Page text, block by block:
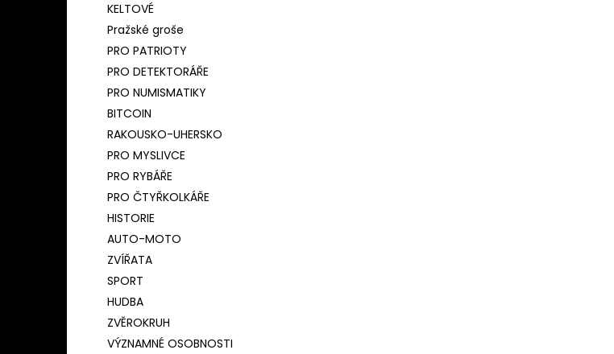
KELTOVÉ
Pražské groše
PRO PATRIOTY
PRO DETEKTORÁŘE
PRO NUMISMATIKY
BITCOIN
RAKOUSKO-UHERSKO
PRO MYSLIVCE
PRO RYBÁŘE
PRO ČTYŘKOLKÁŘE
HISTORIE
AUTO-MOTO
ZVÍŘATA
SPORT
HUDBA
ZVĚROKRUH
VÝZNAMNÉ OSOBNOSTI